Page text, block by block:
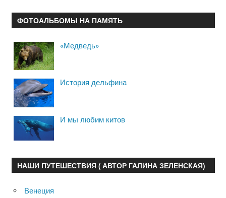
ФОТОАЛЬБОМЫ НА ПАМЯТЬ
«Медведь»
История дельфина
И мы любим китов
НАШИ ПУТЕШЕСТВИЯ ( АВТОР ГАЛИНА ЗЕЛЕНСКАЯ)
Венеция